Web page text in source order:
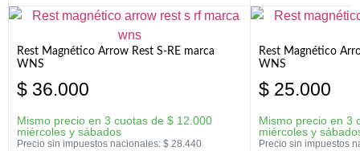
Rest Magnético Arrow Rest S-RE marca
WNS
$ 36.000
Mismo precio en 3 cuotas de $ 12.000
miércoles y sábados
Precio sin impuestos nacionales: $ 28.440
Rest Magnético
WNS
$ 25.000
Mismo precio en 3
miércoles y
Precio sin impuestos